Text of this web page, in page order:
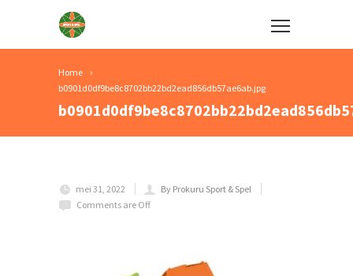
Home
b0901d0df9be8c8702bb22bd2ead856db57ae6ab.jpg
mei 31, 2022
By Prokuru Sport & Spel
Comments are Off